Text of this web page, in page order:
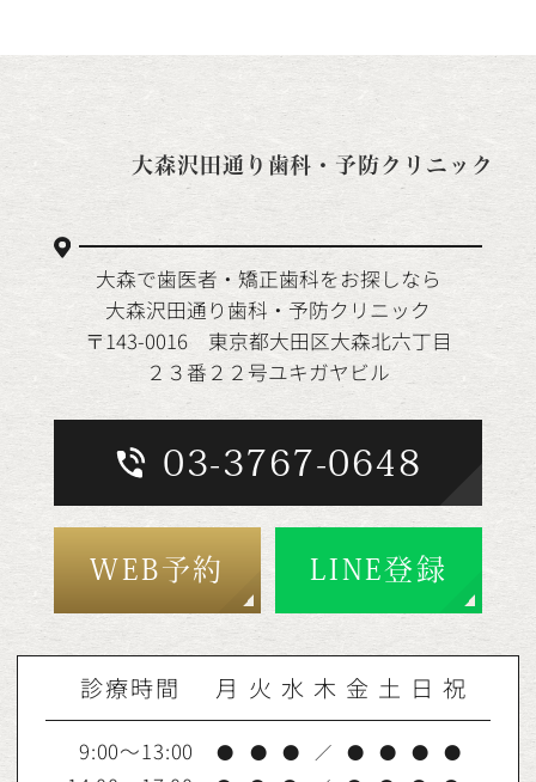
大森沢田通り歯科・予防クリニック
大森で歯医者・矯正歯科をお探しなら
大森沢田通り歯科・予防クリニック
〒143-0016 東京都大田区大森北六丁目
２３番２２号ユキガヤビル
03-3767-0648
WEB予約 LINE登録
診療時間 月 火 水 木 金 土 日 祝
9:00～13:00 ● ● ● ／ ● ● ● ●